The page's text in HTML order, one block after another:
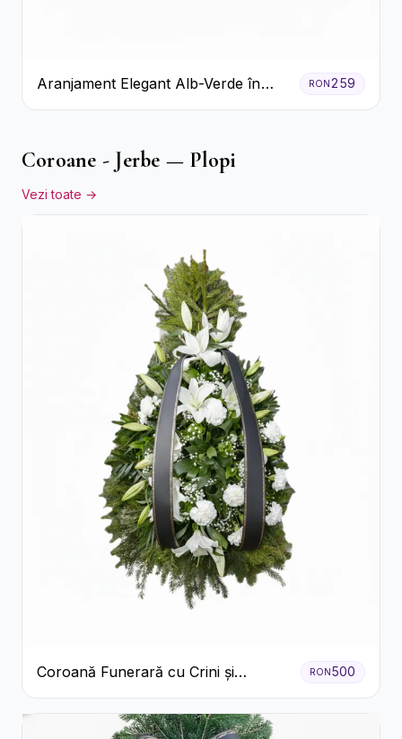
Aranjament Elegant Alb-Verde în
Cutie Gri
RON259
Coroane - Jerbe — Plopi
Vezi toate →
Coroană Funerară cu Crini și
Garoafe Albe
RON500